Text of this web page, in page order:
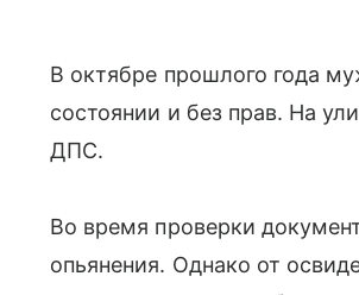
В октябре прошлого года
состоянии и без прав. На
ДПС.
Во время проверки
опьянения. Однако от